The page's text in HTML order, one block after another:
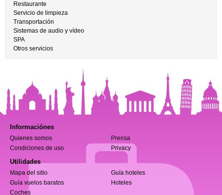
Restaurante
Servicio de limpieza
Transportación
Sistemas de audio y vídeo
SPA
Otros servicios
Informaciónes
Quienes somos
Prensa
Condiciones de uso
Privacy
Utilidades
Mapa del sitio
Guía hoteles
Guía vuelos baratos
Hoteles
Coches